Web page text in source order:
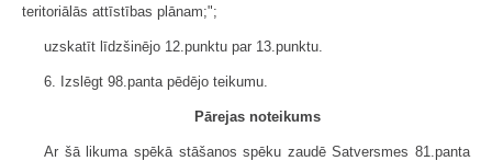
teritoriālās attīstības plānam;";
uzskatīt līdzšinējo 12.punktu par 13.punktu.
6. Izslēgt 98.panta pēdējo teikumu.
Pārejas noteikums
Ar šā likuma spēkā stāšanos spēku zaudē Satversmes 81.panta